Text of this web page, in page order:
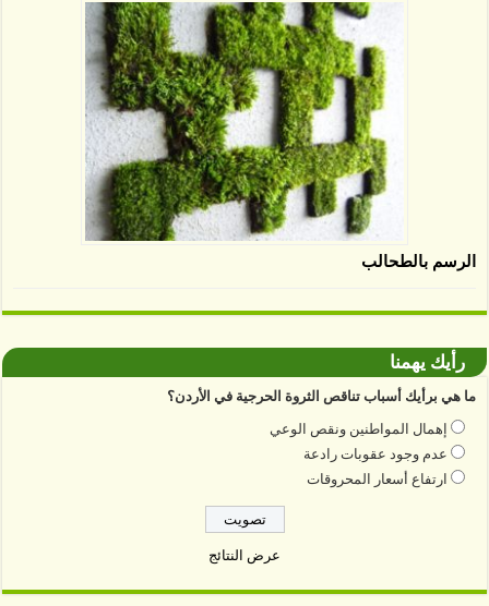
الرسم بالطحالب
رأيك يهمنا
ما هي برأيك أسباب تناقص الثروة الحرجية في الأردن؟
إهمال المواطنين ونقص الوعي
عدم وجود عقوبات رادعة
ارتفاع أسعار المحروقات
عرض النتائج